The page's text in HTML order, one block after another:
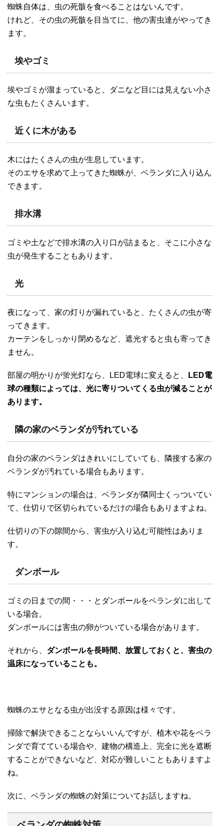
蜘蛛自体は、虫の死骸を食べることはないんです。
けれど、その虫の死骸を目当てに、他の害虫達がやってき
ます。
埃やゴミ
埃やゴミが溜まっていると、ダニなど目には見えない小さ
な虫もたくさんいます。
近くに木がある
木にはたくさんの虫が生息しています。
そのエサを求めて上ってきた蜘蛛が、ベランダに入り込ん
できます。
排水溝
ゴミや土などで排水溝の入り口が詰まると、そこに小さな
虫が発生することもあります。
光
夜になって、家の灯りが漏れていると、たくさんの虫が寄
ってきます。
カーテンをしっかり閉めるなど、遮光すると虫も寄ってき
ません。
部屋の明かりが蛍光灯なら、LED電球に変えると、
LED電
球の種類によっては、光に寄りついてくる虫が減ることが
あります。
隣の家のベランダが汚れている
自分の家のベランダはきれいにしていても、隣接する家の
ベランダが汚れている場合もあります。
特にマンションの場合は、ベランダが隣同士くっついてい
て、仕切りで区切られているだけの場合もありますよね。
仕切りの下の隙間から、害虫が入り込む可能性はありま
す。
ダンボール
ゴミの日までの間・・・とダンボールをベランダに出して
いる場合。
ダンボールには害虫の卵がついている場合があります。
それから、 ダンボールを長時間、放置しておくと、害虫の
温床になっていることも。
蜘蛛のエサとなる虫が出没する原因は様々です。
掃除で解決できることならいいんですが、植木や花をベラ
ンダで育てている場合や、建物の構造上、完全に光を遮断
することができないなど、対応が難しいこともありますよ
ね。
次に、ベランダの蜘蛛の対策についてお話しますね。